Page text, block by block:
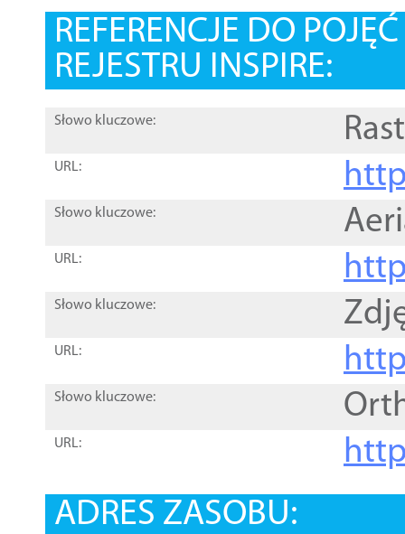
REFERENCJE DO
REJESTRU INSPIRE:
Słowo kluczowe:
URL:
Słowo kluczowe:
URL:
Słowo kluczowe:
URL:
Słowo kluczowe:
URL:
ADRES ZASOBU: